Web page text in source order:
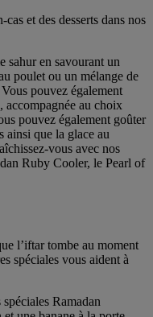
et des desserts dans nos
sahur en savourant un
poulet ou un mélange de
pouvez également
accompagnée au choix
pouvez également goûter
ainsi que la glace au
vous avec nos
Ruby Cooler, le Pearl of
l’iftar tombe au moment
spéciales vous aident à
Ramadan